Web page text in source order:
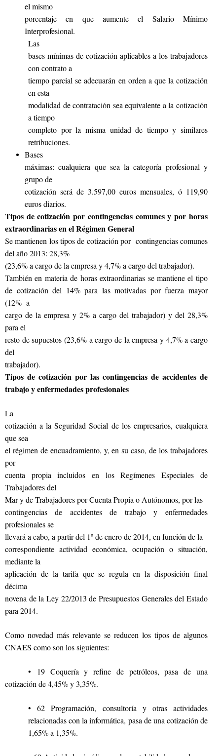
el mismo
porcentaje en que aumente el Salario Mínimo
Interprofesional.
Las
bases mínimas de cotización aplicables a los trabajadores
con contrato a
tiempo parcial se adecuarán en orden a que la cotización
en esta
modalidad de contratación sea equivalente a la cotización
a tiempo
completo por la misma unidad de tiempo y similares
retribuciones.
Bases
máximas: cualquiera que sea la categoría profesional y
grupo de
cotización será de 3.597,00 euros mensuales, ó 119,90
euros diarios.
Tipos de cotización por contingencias comunes y por horas
extraordinarias en el Régimen General
Se mantienen los tipos de cotización por contingencias comunes
del año 2013: 28,3%
(23,6% a cargo de la empresa y 4,7% a cargo del trabajador).
También en materia de horas extraordinarias se mantiene el tipo
de cotización del 14% para las motivadas por fuerza mayor
(12% a
cargo de la empresa y 2% a cargo del trabajador) y del 28,3%
para el
resto de supuestos (23,6% a cargo de la empresa y 4,7% a cargo
del
trabajador).
Tipos de cotización por las contingencias de accidentes de
trabajo y enfermedades profesionales
La
cotización a la Seguridad Social de los empresarios, cualquiera
que sea
el régimen de encuadramiento, y, en su caso, de los trabajadores
por
cuenta propia incluidos en los Regímenes Especiales de
Trabajadores del
Mar y de Trabajadores por Cuenta Propia o Autónomos, por las
contingencias de accidentes de trabajo y enfermedades
profesionales se
llevará a cabo, a partir del 1º de enero de 2014, en función de la
correspondiente actividad económica, ocupación o situación,
mediante la
aplicación de la tarifa que se regula en la disposición final
décima
novena de la Ley 22/2013 de Presupuestos Generales del Estado
para 2014.
Como novedad más relevante se reducen los tipos de algunos
CNAES como son los siguientes:
• 19 Coquería y refine de petróleos, pasa de una
cotización de 4,45% y 3,35%.
• 62 Programación, consultoría y otras actividades
relacionadas con la informática, pasa de una cotización de
1,65% a 1,35%.